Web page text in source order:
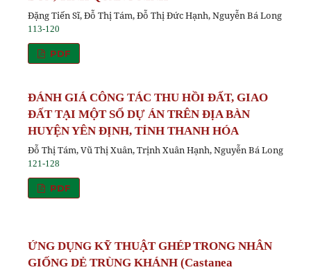
Đặng Tiến Sĩ, Đỗ Thị Tám, Đỗ Thị Đức Hạnh, Nguyễn Bá Long
113-120
PDF
ĐÁNH GIÁ CÔNG TÁC THU HỒI ĐẤT, GIAO
ĐẤT TẠI MỘT SỐ DỰ ÁN TRÊN ĐỊA BÀN
HUYỆN YÊN ĐỊNH, TỈNH THANH HÓA
Đỗ Thị Tám, Vũ Thị Xuân, Trịnh Xuân Hạnh, Nguyễn Bá Long
121-128
PDF
ỨNG DỤNG KỸ THUẬT GHÉP TRONG NHÂN
GIỐNG DẺ TRÙNG KHÁNH (Castanea